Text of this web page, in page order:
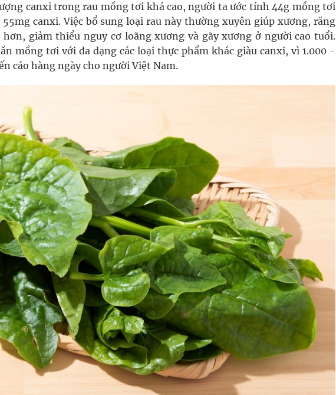
canxi trong rau mồng tơi khá cao, người ta ước tính 44g mồng tơi
canxi. Việc bổ sung loại rau này thường xuyên giúp xương, răng
hơn, giảm thiểu nguy cơ loãng xương và gãy xương ở người cao tuổi.
mồng tơi với đa dạng các loại thực phẩm khác giàu canxi, vì 1.000 -
cáo hàng ngày cho người Việt Nam.